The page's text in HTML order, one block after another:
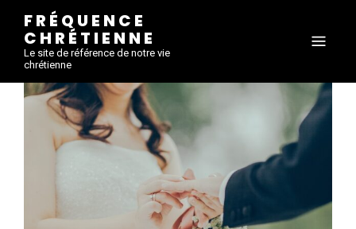
FRÉQUENCE
CHRÉTIENNE
Le site de référence de notre vie
chrétienne